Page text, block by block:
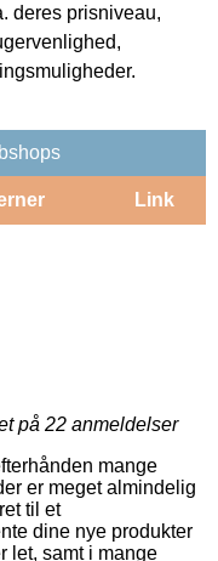
deres prisniveau,
Link
på 22 anmeldelser
mange
er meget almindelig
til et
dine nye produkter
let, samt i mange